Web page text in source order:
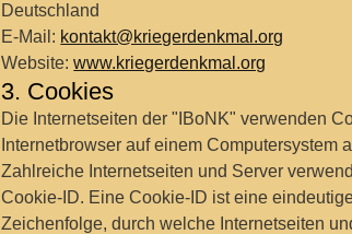
Deutschland
E-Mail: kontakt@kriegerdenkmal.org
Website:www.kriegerdenkmal.org
3. Cookies
Die Internetseiten der "IBoNK" verwenden
Internetbrowser auf einem Computersystem
Zahlreiche Internetseiten und Server
Cookie-ID. Eine Cookie-ID ist eine
Zeichenfolge, durch welche Internetseiten